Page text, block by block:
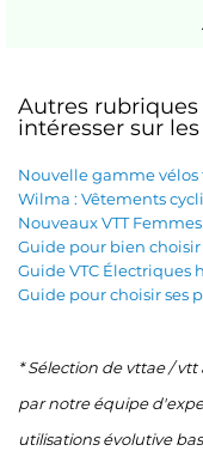
Autres
intéresser sur
Nouvelle gamme vélos
Wilma : Vêtements
Nouveaux VTT
Guide pour bien choisir
Guide VTC Électriques
Guide pour choisir ses
* Sélection de vttae /
par notre équipe
utilisations évolutive